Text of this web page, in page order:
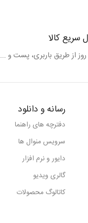
سریع کالا
روز از طریق باربری، پست و ...
رسانه و دانلود
دفترچه های راهنما
سرویس منوال ها
دایور و نرم افزار
گالری ویدیو
کاتالوگ محصولات